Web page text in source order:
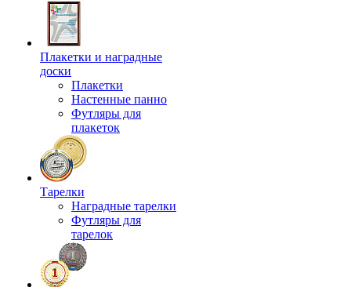
Плакетки и наградные
доски
Плакетки
Настенные панно
Футляры для
плакеток
Тарелки
Наградные тарелки
Футляры для
тарелок